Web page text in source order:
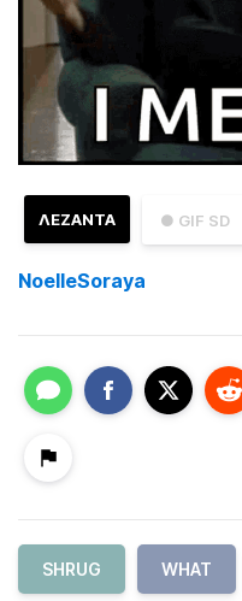
● GIF SD
ΛΕΖΑΝΤΑ
NoelleSoraya
SHRUG WHAT